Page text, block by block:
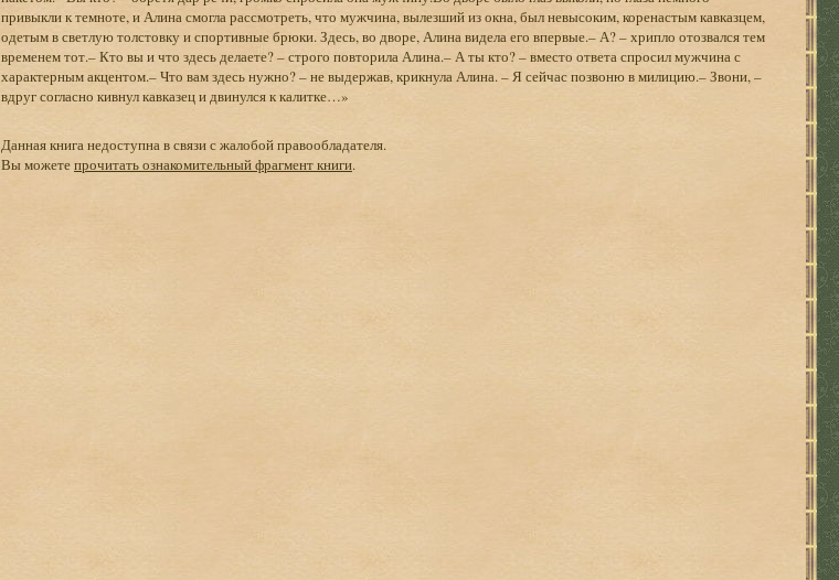
привыкли к темноте, и Алина смогла рассмотреть, что мужчина, вылезший из окна, был невысоким, коренастым кавказцем,
одетым в светлую толстовку и спортивные брюки. Здесь, во дворе, Алина видела его впервые.– А? – хрипло отозвался тем
временем тот.– Кто вы и что здесь делаете? – строго повторила Алина.– А ты кто? – вместо ответа спросил мужчина с
характерным акцентом.– Что вам здесь нужно? – не выдержав, крикнула Алина. – Я сейчас позвоню в милицию.– Звони, –
вдруг согласно кивнул кавказец и двинулся к калитке…»
Данная книга недоступна в связи с жалобой правообладателя.
Вы можетепрочитать ознакомительный фрагмент книги.